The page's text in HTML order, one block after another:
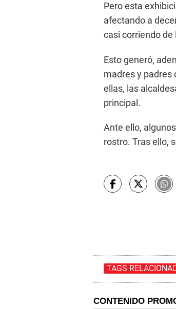
Pero esta
afectando a
casi corriendo
Esto generó,
madres y padres
ellas, las
principal.
Ante ello,
rostro. Tras ello,
TAGS